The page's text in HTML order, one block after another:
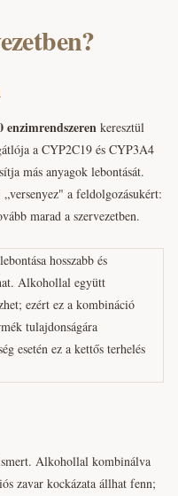
enzimrendszeren keresztül
a CYP2C19 és CYP3A4
más anyagok lebontását.
a feldolgozásukért:
marad a szervezetben.
hosszabb és
Alkohollal együtt
ezért ez a kombináció
tulajdonságára
esetén ez a kettős terhelés
Alkohollal kombinálva
zavar kockázata állhat fenn;